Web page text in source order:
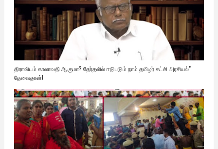
திராவிடம் காலாவதி ஆகுமா? தேர்தலில் ஈடுபடும் நாம் தமிழர் கட்சி அரசியல்"
தேவைதான்!